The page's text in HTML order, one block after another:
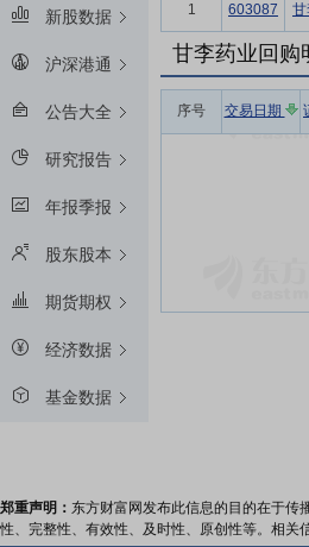
新股数据
沪深港通
公告大全
研究报告
年报季报
股东股本
期货期权
经济数据
基金数据
1
603087 甘
甘李药业回购
序号 交易日期
郑重声明： 东方财富网发布此信息的目的在于传
性、完整性、有效性、及时性、原创性等。相